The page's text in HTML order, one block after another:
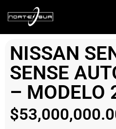
NISSAN
SENSE
– MODELO
$